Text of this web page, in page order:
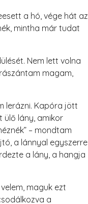
a hó, vége hát az
mintha már tudat
Nem lett volna
magam,
lerázni. Kapóra jött
ülő lány, amikor
– mondtam
a lánnyal egyszerre
a lány, a hangja
maguk ezt
a